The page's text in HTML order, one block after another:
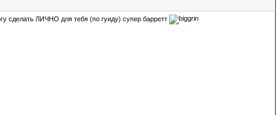
сделать ЛИЧНО для тебя (по гуиду) супер барретт